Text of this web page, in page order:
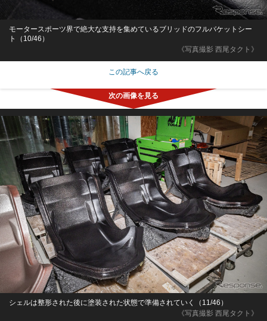
《写真撮影 西尾タクト》
モータースポーツ界で絶大な支持を集めているブリッドのフルバケットシー
ト（10/46）
この記事へ戻る
《写真撮影 西尾タクト》
シェルは整形された後に塗装された状態で準備されていく（11/46）